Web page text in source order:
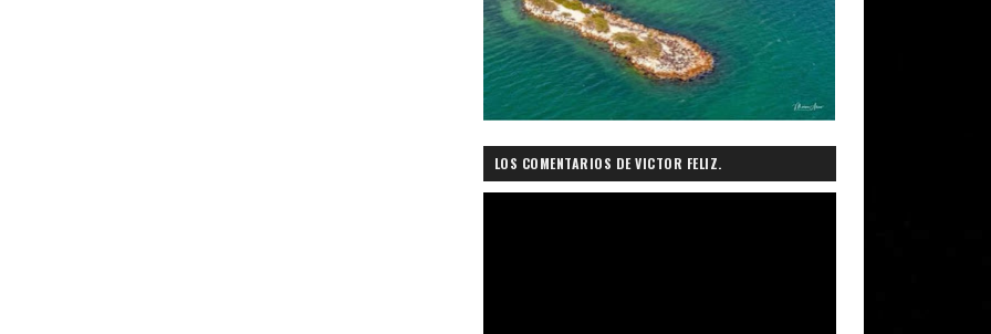
LOS COMENTARIOS DE VICTOR FELIZ.